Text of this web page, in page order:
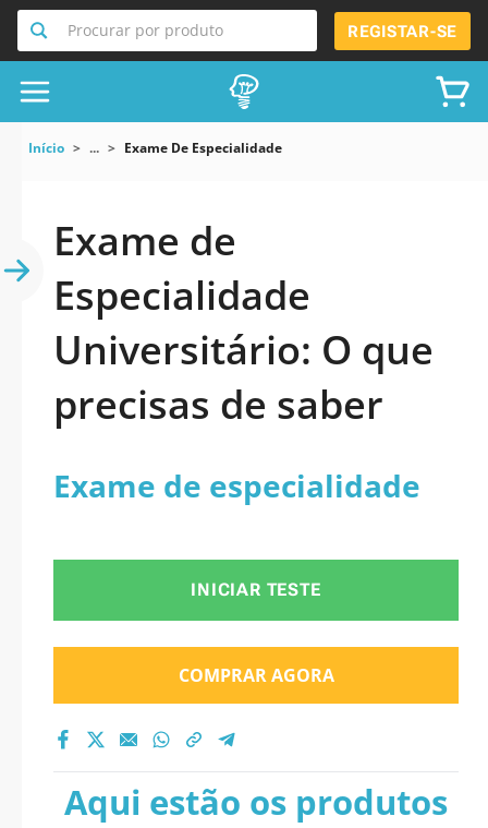
Procurar por produto REGISTAR-SE
Início ... Exame De Especialidade
Exame de
Especialidade
Universitário: O que
precisas de saber
Exame de especialidade
INICIAR TESTE
COMPRAR AGORA
Aqui estão os produtos